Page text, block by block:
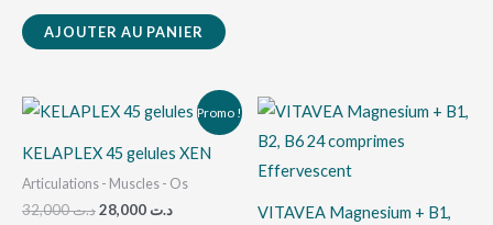
AJOUTER AU PANIER
Promo !
KELAPLEX 45 gelules XEN
Articulations - Muscles - Os
د.ت32,000
Le
prix
était :
د.ت 32,000.
د.ت
Le
prix
actuel
est :
VITAVEA Magnesium + B1,